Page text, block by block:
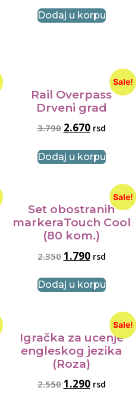
Dodaj u korpu
Sale!
Rail Overpass
Drveni grad
3.790 2.670 rsd
Dodaj u korpu
Sale!
Set obostranih
markeraTouch Cool
(80 kom.)
2.350 1.790 rsd
Dodaj u korpu
Sale!
Igračka za ucenje
engleskog jezika
(Roza)
2.550 1.290 rsd